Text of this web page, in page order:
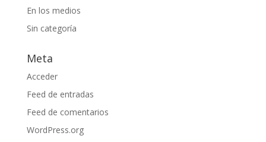
En los medios
Sin categoría
Meta
Acceder
Feed de entradas
Feed de comentarios
WordPress.org